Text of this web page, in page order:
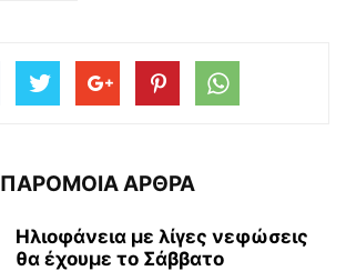
ΠΑΡΟΜΟΙΑ ΑΡΘΡΑ
Ηλιοφάνεια με λίγες νεφώσεις
θα έχουμε το Σάββατο